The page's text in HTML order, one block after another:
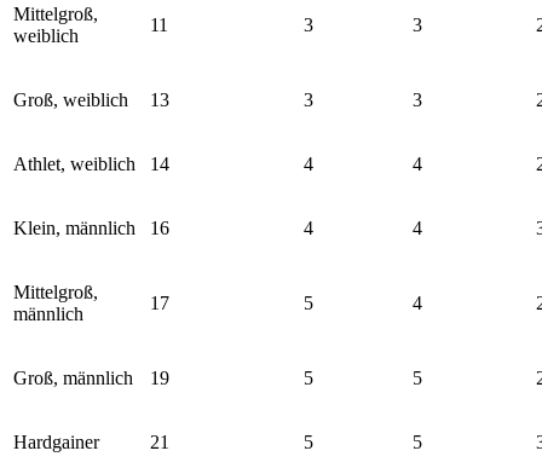
Mittelgroß,
weiblich
11 3 3
Groß, weiblich 13 3 3
Athlet, weiblich 14 4 4
Klein, männlich 16 4 4
Mittelgroß,
männlich
17 5 4
Groß, männlich 19 5 5
Hardgainer 21 5 5